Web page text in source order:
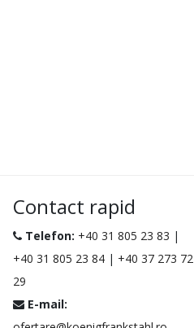
Contact rapid
Telefon: +40 31 805 23 83 |
+40 31 805 23 84 | +40 37 273 72
29
E-mail: